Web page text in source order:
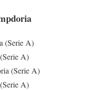
(Serie A)
A)
(Serie A)
A)